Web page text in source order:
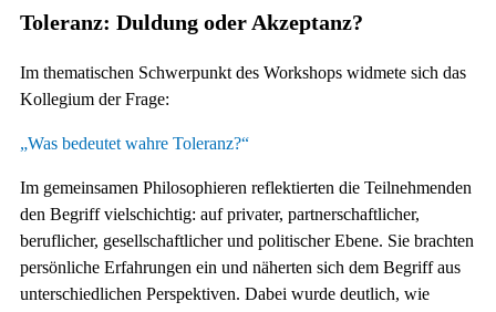
Toleranz: Duldung oder Akzeptanz?
Im thematischen Schwerpunkt des Workshops widmete sich das
Kollegium der Frage:
„Was bedeutet wahre Toleranz?“
Im gemeinsamen Philosophieren reflektierten die Teilnehmenden
den Begriff vielschichtig: auf privater, partnerschaftlicher,
beruflicher, gesellschaftlicher und politischer Ebene. Sie brachten
persönliche Erfahrungen ein und näherten sich dem Begriff aus
unterschiedlichen Perspektiven. Dabei wurde deutlich, wie